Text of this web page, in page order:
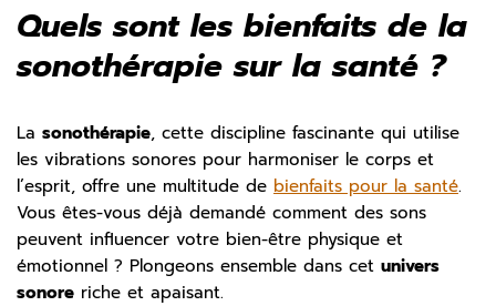
Quels sont les bienfaits de la
sonothérapie sur la santé ?
La sonothérapie, cette discipline fascinante qui utilise
les vibrations sonores pour harmoniser le corps et
l’esprit, offre une multitude de bienfaits pour la santé.
Vous êtes-vous déjà demandé comment des sons
peuvent influencer votre bien-être physique et
émotionnel ? Plongeons ensemble dans cet univers
sonore riche et apaisant.